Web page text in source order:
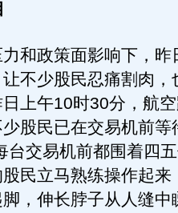
政策面影响下，昨
不少股民忍痛割肉，
上午10时30分，航
股民已在交易机前等
台交易机前都围着四
民立马熟练操作起来
，伸长脖子从人缝中